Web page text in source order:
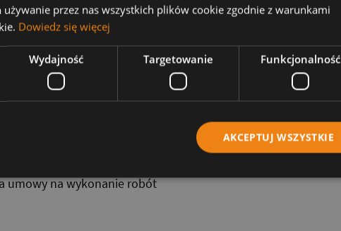
- instalacje sanitarne
- instalacje eletryczne
umowy na wykonanie robót
używanie przez nas wszystkich plików cookie zgodnie z warunkami
Dowiedz się więcej
Wydajność Targetowanie Funkcjonalność
AKCEPTUJ WSZYSTKIE